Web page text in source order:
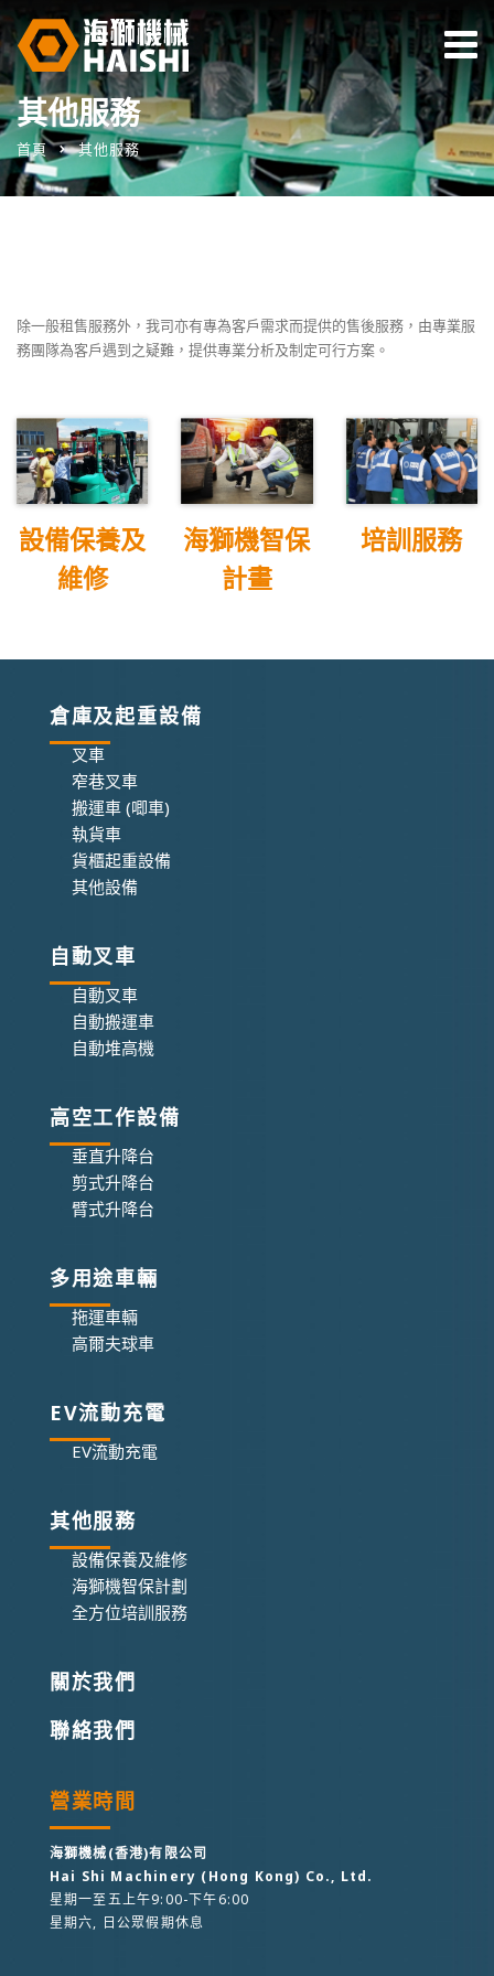
其他服務
首頁 其他服務
除一般租售服務外，我司亦有專為客戶需求而提供的售後服務，由專業服
務團隊為客戶遇到之疑難，提供專業分析及制定可行方案。
設備保養及
維修
海獅機智保
計畫
培訓服務
倉庫及起重設備
叉車
窄巷叉車
搬運車 (唧車)
執貨車
貨櫃起重設備
其他設備
自動叉車
自動叉車
自動搬運車
自動堆高機
高空工作設備
垂直升降台
剪式升降台
臂式升降台
多用途車輛
拖運車輛
高爾夫球車
EV流動充電
EV流動充電
其他服務
設備保養及維修
海獅機智保計劃
全方位培訓服務
關於我們
聯絡我們
營業時間
海獅機械(香港)有限公司
Hai Shi Machinery (Hong Kong) Co., Ltd.
星期一至五上午9:00-下午6:00
星期六, 日公眾假期休息